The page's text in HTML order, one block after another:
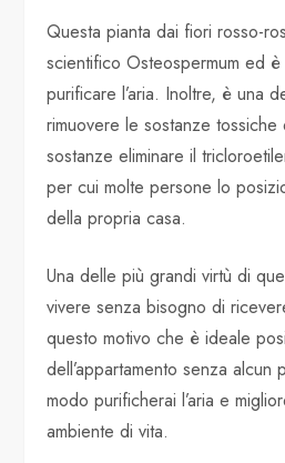
Questa pianta dai fiori rosso-
scientifico Osteospermum ed
purificare l’aria. Inoltre, è una
rimuovere le sostanze tossiche
sostanze eliminare il
per cui molte persone lo
della propria casa.
Una delle più grandi virtù di
vivere senza bisogno di
questo motivo che è ideale
dell’appartamento senza alcun
modo purificherai l’aria e
ambiente di vita.